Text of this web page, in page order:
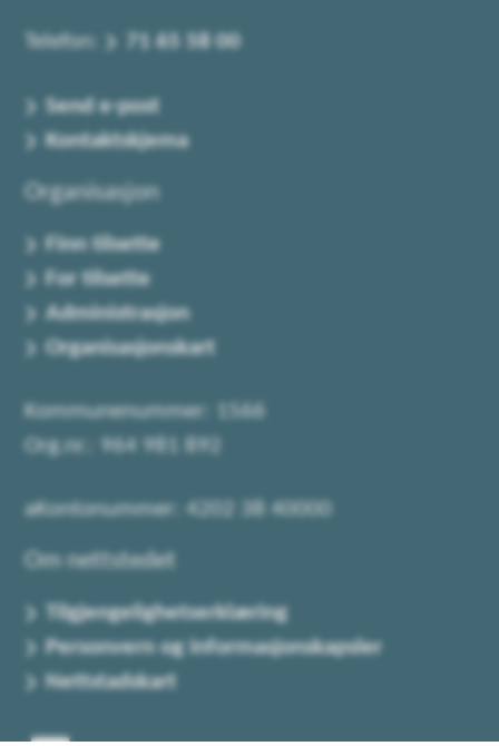
Telefon: 71 65 58 00
Send e-post
Kontaktskjema
Organisasjon
Finn tilsette
For tilsette
Administrasjon
Organisasjonskart
Kommunenummer: 1566
Org.nr.: 964 981 892
aKontonummer: 4202 38 40000
Om nettstedet
Tilgjengelighetserklæring
Personvern og informasjonskapsler
Nettstadskart